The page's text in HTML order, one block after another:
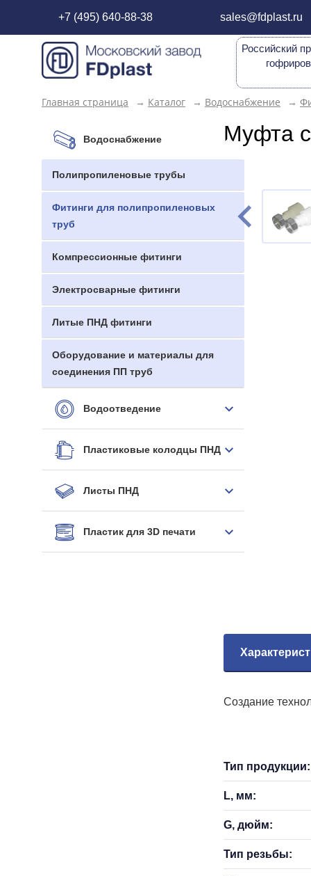
+7 (495) 640-88-38 sales@fdplast.ru
Российский
Главная страница → Каталог → Водоснабжение →
Водоснабжение
Полипропиленовые трубы
Фитинги для полипропиленовых
труб
Компрессионные фитинги
Электросварные фитинги
Литые ПНД фитинги
Оборудование и материалы для
соединения ПП труб
Водоотведение
Пластиковые колодцы ПНД
Листы ПНД
Пластик для 3D печати
Муфта
Создание
Тип продукции:
L, мм:
G, дюйм:
Тип резьбы: